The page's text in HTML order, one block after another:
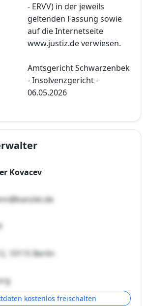
- ERVV) in der jeweils
geltenden Fassung sowie
auf die Internetseite
www.justiz.de verwiesen.
Amtsgericht Schwarzenbek
- Insolvenzgericht -
06.05.2026
Kovacev
10115 Berlin
kostenlos freischalten